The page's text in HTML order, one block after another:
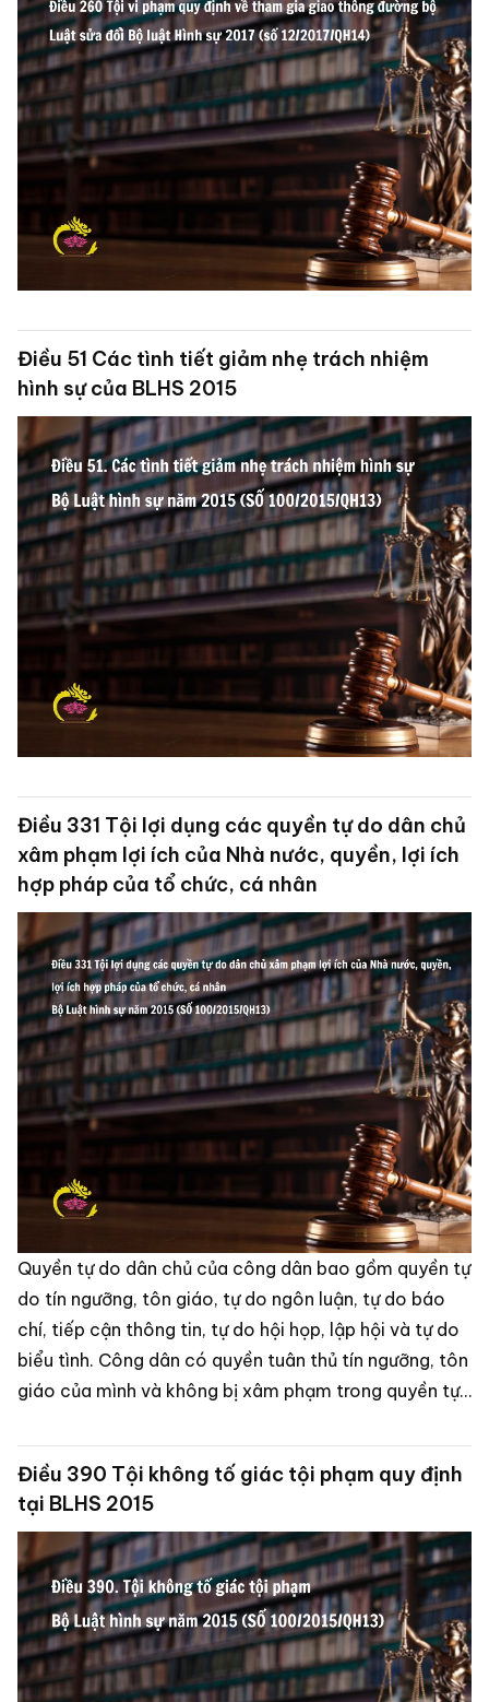
Điều 51 Các tình tiết giảm nhẹ trách nhiệm
hình sự của BLHS 2015
Điều 331 Tội lợi dụng các quyền tự do dân chủ
xâm phạm lợi ích của Nhà nước, quyền, lợi ích
hợp pháp của tổ chức, cá nhân
Quyền tự do dân chủ của công dân bao gồm quyền tự
do tín ngưỡng, tôn giáo, tự do ngôn luận, tự do báo
chí, tiếp cận thông tin, tự do hội họp, lập hội và tự do
biểu tình. Công dân có quyền tuân thủ tín ngưỡng, tôn
giáo của mình và không bị xâm phạm trong quyền tự
do này, đồng thời được bảo vệ bởi nhà nước. Các
2013 và thực hiện theo quy định của pháp luật.
Điều 390 Tội không tố giác tội phạm quy định
tại BLHS 2015